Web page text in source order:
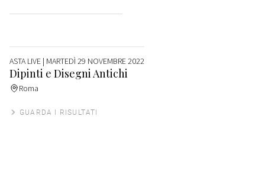
ASTA LIVE | MARTEDÌ 29 NOVEMBRE 2022
Dipinti e Disegni Antichi
Roma
GUARDA I RISULTATI